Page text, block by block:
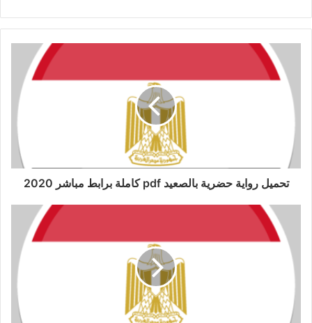
تحميل رواية حضرية بالصعيد pdf كاملة برابط مباشر 2020